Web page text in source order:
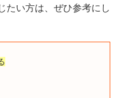
たい方は、ぜひ参考にし